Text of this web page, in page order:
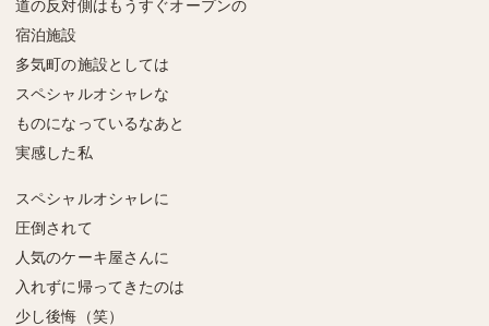
道の反対側はもうすぐオープンの
宿泊施設
多気町の施設としては
スペシャルオシャレな
ものになっているなあと
実感した私
スペシャルオシャレに
圧倒されて
人気のケーキ屋さんに
入れずに帰ってきたのは
少し後悔（笑）